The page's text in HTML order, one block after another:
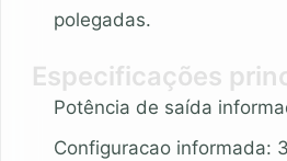
polegadas.
Especificações
Potência de saída
Configuracao informada: